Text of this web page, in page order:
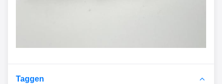
Taggen